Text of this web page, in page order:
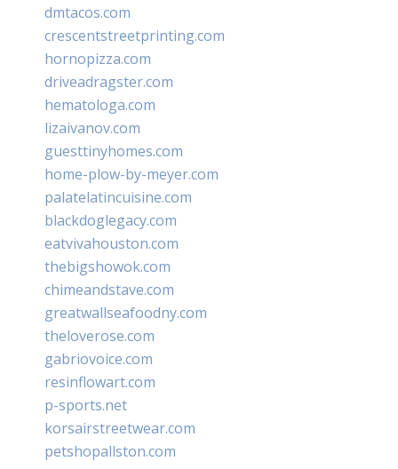
dmtacos.com
crescentstreetprinting.com
hornopizza.com
driveadragster.com
hematologa.com
lizaivanov.com
guesttinyhomes.com
home-plow-by-meyer.com
palatelatincuisine.com
blackdoglegacy.com
eatvivahouston.com
thebigshowok.com
chimeandstave.com
greatwallseafoodny.com
theloverose.com
gabriovoice.com
resinflowart.com
p-sports.net
korsairstreetwear.com
petshopallston.com